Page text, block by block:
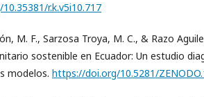
r.k.v5i10.717
M. F., Sarzosa Troya, M. C., & Razo
sostenible en Ecuador: Un estudio
modelos. https://doi.org/10.5281/